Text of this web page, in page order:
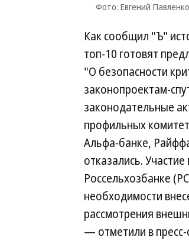
Фото: Евгений
Как сообщил "Ъ"
топ-10 готовят
"О безопасности
законопроектам-
законодательные
профильных
Альфа-банке,
отказались.
Россельхозбанке
необходимости
рассмотрения
— отметили в